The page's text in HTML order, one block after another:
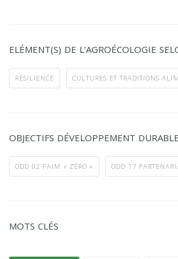
ELÉMENT(S) DE L’AGROÉCOLOGIE
RÉSILIENCE CULTURES ET TRADITIONS
OBJECTIFS DÉVELOPPEMENT DURABLE
ODD 02 FAIM « ZÉRO » ODD 17
MOTS CLÉS